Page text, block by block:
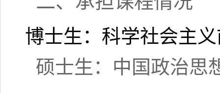
博士生：科学社会主
硕士生：中国政治思